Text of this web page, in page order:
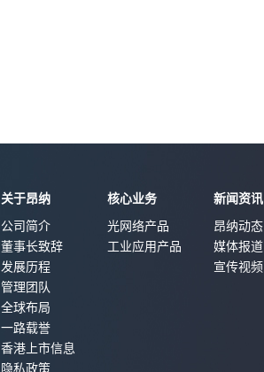
关于昂纳
公司简介
董事长致辞
发展历程
管理团队
全球布局
一路载誉
香港上市信息
隐私政策
核心业务
光网络产品
工业应用产品
新闻资讯
昂纳动态
媒体报道
宣传视频